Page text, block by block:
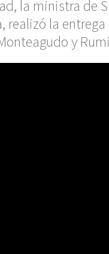
la ministra de
realizó la
y